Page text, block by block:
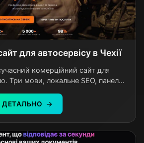
для автосервісу в Чехії
комерційний сайт для
Три мови, локальне SEO, панель
хвилини.
ДЕТАЛЬНО